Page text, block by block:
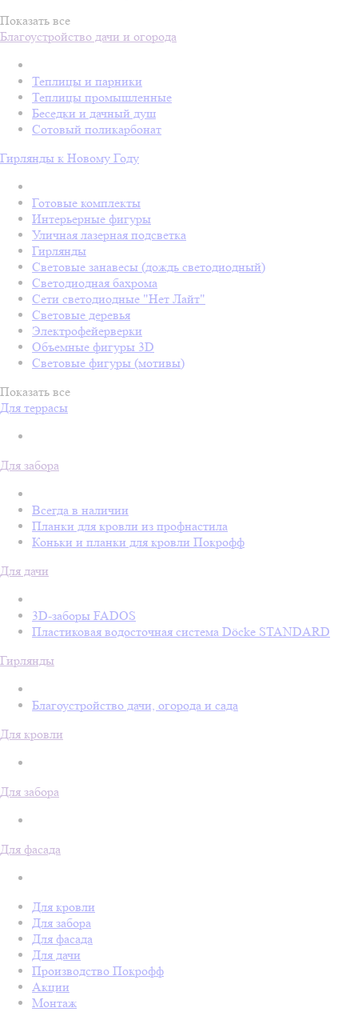
Показать все
Благоустройство дачи и огорода
Теплицы и парники
Теплицы промышленные
Беседки и дачный душ
Сотовый поликарбонат
Гирлянды к Новому Году
Готовые комплекты
Интерьерные фигуры
Уличная лазерная подсветка
Гирлянды
Световые занавесы (дождь светодиодный)
Светодиодная бахрома
Сети светодиодные "Нет Лайт"
Световые деревья
Электрофейерверки
Объемные фигуры 3D
Световые фигуры (мотивы)
Показать все
Для террасы
Для забора
Всегда в наличии
Планки для кровли из профнастила
Коньки и планки для кровли Покрофф
Для дачи
3D-заборы FADOS
Пластиковая водосточная система Döcke STANDARD
Гирлянды
Благоустройство дачи, огорода и сада
Для кровли
Для забора
Для фасада
Для кровли
Для забора
Для фасада
Для дачи
Производство Покрофф
Акции
Монтаж